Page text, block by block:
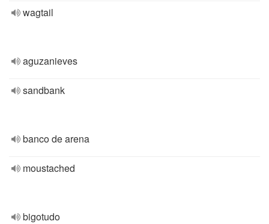
wagtail
aguzanieves
sandbank
banco de arena
moustached
bigotudo